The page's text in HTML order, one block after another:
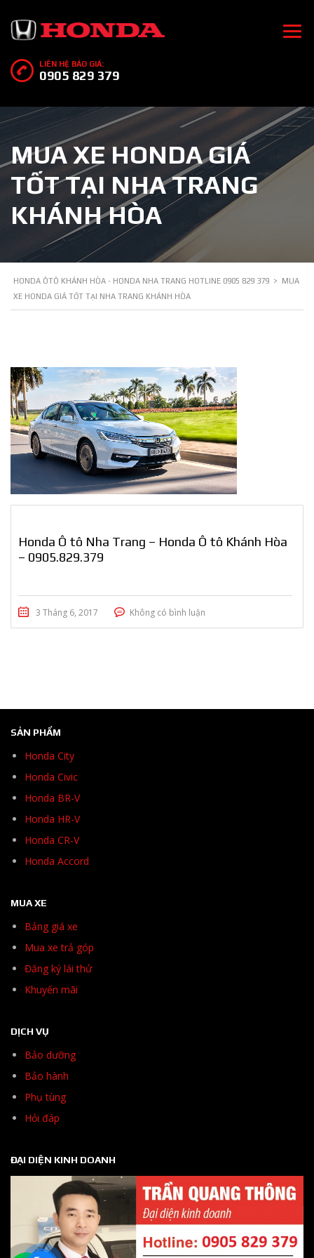
LIÊN HỆ BÁO GIÁ:
0905 829 379
MUA XE HONDA GIÁ
TỐT TẠI NHA TRANG
KHÁNH HÒA
HONDA ÔTÔ KHÁNH HÒA - HONDA NHA TRANG HOTLINE 0905 829 379 >
MUA
XE HONDA GIÁ TỐT TẠI NHA TRANG KHÁNH HÒA
Honda Ô tô Nha Trang – Honda Ô tô Khánh Hòa
– 0905.829.379
3 Tháng 6, 2017 Không có bình luận
SẢN PHẨM
Honda City
Honda Civic
Honda BR-V
Honda HR-V
Honda CR-V
Honda Accord
MUA XE
Bảng giá xe
Mua xe trả góp
Đăng ký lái thử
Khuyến mãi
DỊCH VỤ
Bảo dưỡng
Bảo hành
Phụ tùng
Hỏi đáp
ĐẠI DIỆN KINH DOANH